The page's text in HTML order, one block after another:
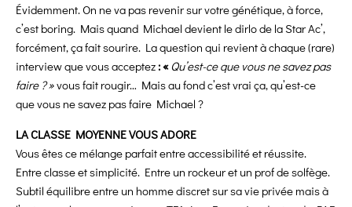
Évidemment. On ne va pas revenir sur votre génétique, à force,
c’est boring. Mais quand Michael devient le dirlo de la Star Ac’,
forcément, ça fait sourire. La question qui revient à chaque (rare)
interview que vous acceptez: «Qu’est-ce que vous ne savez pas
faire ? »vous fait rougir… Mais au fond c’est vrai ça, qu’est-ce
que vous ne savez pas faire Michael ?
LA CLASSE MOYENNE VOUS ADORE
Vous êtes ce mélange parfait entre accessibilité et réussite.
Entre classe et simplicité. Entre un rockeur et un prof de solfège.
Subtil équilibre entre un homme discret sur sa vie privée mais à